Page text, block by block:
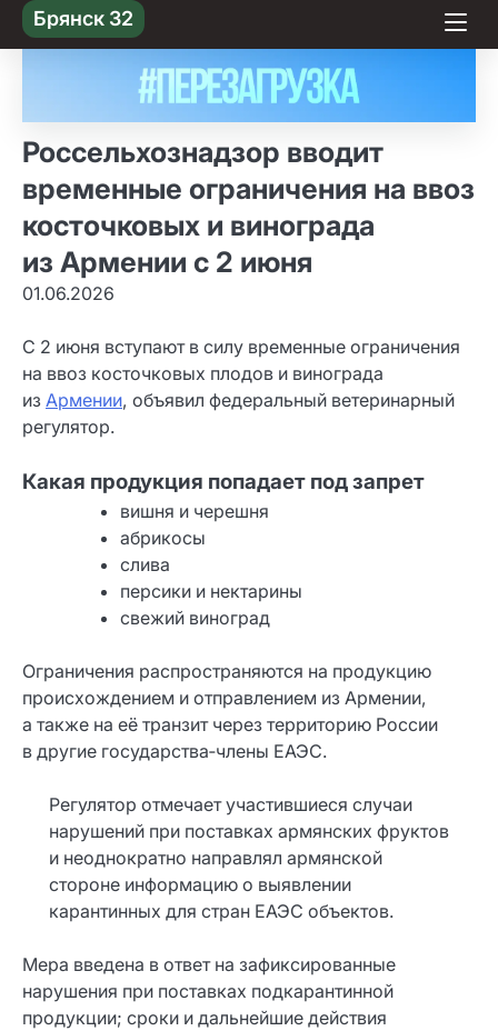
Skip
to content
Брянск 32
Россельхознадзор вводит
временные ограничения на ввоз
косточковых и винограда
из Армении с 2 июня
01.06.2026
С 2 июня вступают в силу временные ограничения
на ввоз косточковых плодов и винограда
из Армении, объявил федеральный ветеринарный
регулятор.
Какая продукция попадает под запрет
вишня и черешня
абрикосы
слива
персики и нектарины
свежий виноград
Ограничения распространяются на продукцию
происхождением и отправлением из Армении,
а также на её транзит через территорию России
в другие государства‑члены ЕАЭС.
Регулятор отмечает участившиеся случаи
нарушений при поставках армянских фруктов
и неоднократно направлял армянской
стороне информацию о выявлении
карантинных для стран ЕАЭС объектов.
Мера введена в ответ на зафиксированные
нарушения при поставках подкарантинной
продукции; сроки и дальнейшие действия